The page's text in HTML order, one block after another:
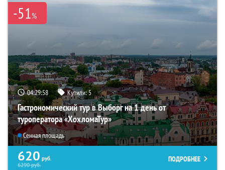
-51%
04:29:57 Купили:5
Гастрономический тур в Выборг на 1 день от
туроператора «ХохломаТур»
Сенная площадь
620 руб.
6290руб.
ПОДРОБНЕЕ